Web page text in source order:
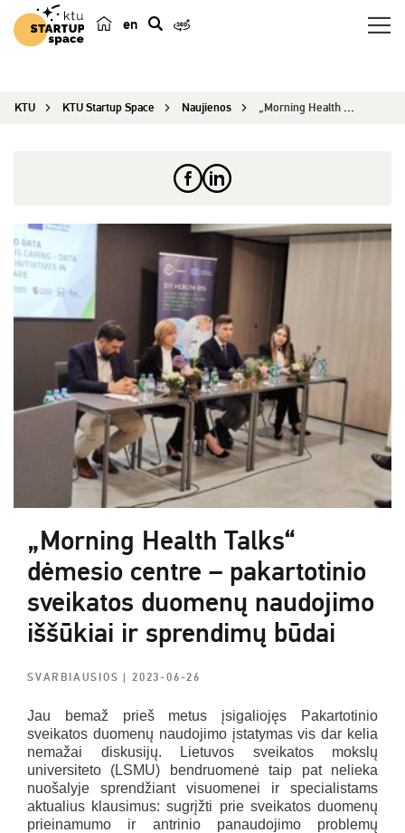
en
e
KTU KTU Startup Space Naujienos „Morning Health Talks“ dėmesio centre – pakartot...
„Morning Health Talks“
dėmesio centre – pakartotinio
sveikatos duomenų naudojimo
iššūkiai ir sprendimų būdai
SVARBIAUSIOS| 2023-06-26
Jau bemaž prieš metus įsigaliojęs Pakartotinio
sveikatos duomenų naudojimo įstatymas vis dar kelia
nemažai diskusijų. Lietuvos sveikatos mokslų
universiteto (LSMU) bendruomenė taip pat nelieka
nuošalyje sprendžiant visuomenei ir specialistams
aktualius klausimus: sugrįžti prie sveikatos duomenų
prieinamumo ir antrinio panaudojimo problemų